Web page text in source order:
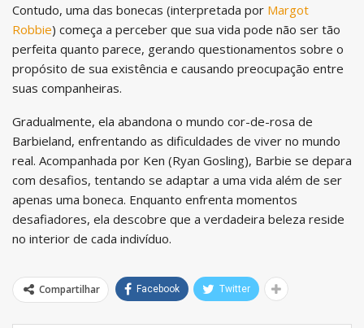
Contudo, uma das bonecas (interpretada por Margot
Robbie) começa a perceber que sua vida pode não ser tão
perfeita quanto parece, gerando questionamentos sobre o
propósito de sua existência e causando preocupação entre
suas companheiras.
Gradualmente, ela abandona o mundo cor-de-rosa de
Barbieland, enfrentando as dificuldades de viver no mundo
real. Acompanhada por Ken (Ryan Gosling), Barbie se depara
com desafios, tentando se adaptar a uma vida além de ser
apenas uma boneca. Enquanto enfrenta momentos
desafiadores, ela descobre que a verdadeira beleza reside
no interior de cada indivíduo.
Compartilhar Facebook Twitter